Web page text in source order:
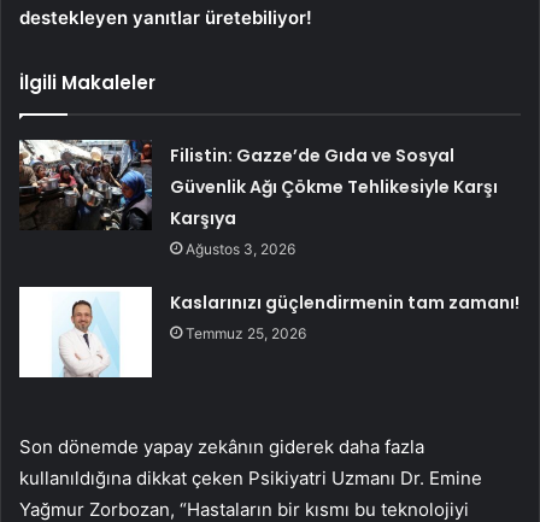
destekleyen yanıtlar üretebiliyor!
İlgili Makaleler
Filistin: Gazze’de Gıda ve Sosyal
Güvenlik Ağı Çökme Tehlikesiyle Karşı
Karşıya
Ağustos 3, 2026
Kaslarınızı güçlendirmenin tam zamanı!
Temmuz 25, 2026
Son dönemde yapay zekânın giderek daha fazla
kullanıldığına dikkat çeken Psikiyatri Uzmanı Dr. Emine
Yağmur Zorbozan, “Hastaların bir kısmı bu teknolojiyi